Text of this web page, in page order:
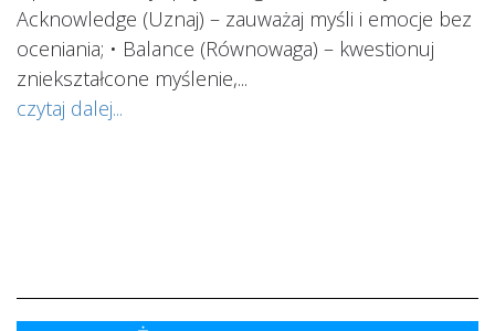
Acknowledge (Uznaj) – zauważaj myśli i emocje bez
oceniania; • Balance (Równowaga) – kwestionuj
zniekształcone myślenie,...
czytaj dalej...